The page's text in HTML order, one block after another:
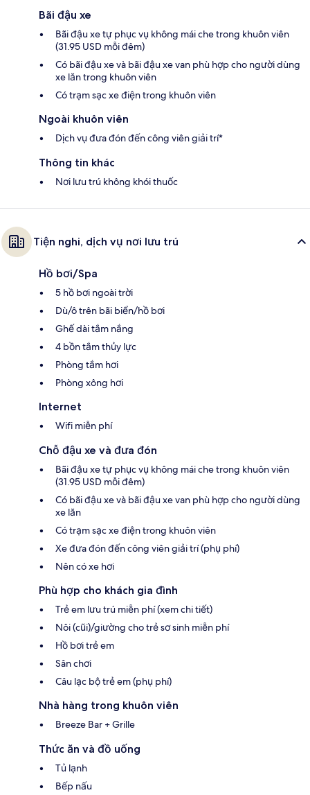
Bãi đậu xe
Bãi đậu xe tự phục vụ không mái che trong khuôn viên
(31.95 USD mỗi đêm)
Có bãi đậu xe và bãi đậu xe van phù hợp cho người dùng
xe lăn trong khuôn viên
Có trạm sạc xe điện trong khuôn viên
Ngoài khuôn viên
Dịch vụ đưa đón đến công viên giải trí*
Thông tin khác
Nơi lưu trú không khói thuốc
Tiện nghi, dịch vụ nơi lưu trú
Hồ bơi/Spa
5 hồ bơi ngoài trời
Dù/ô trên bãi biển/hồ bơi
Ghế dài tắm nắng
4 bồn tắm thủy lực
Phòng tắm hơi
Phòng xông hơi
Internet
Wifi miễn phí
Chỗ đậu xe và đưa đón
Bãi đậu xe tự phục vụ không mái che trong khuôn viên
(31.95 USD mỗi đêm)
Có bãi đậu xe và bãi đậu xe van phù hợp cho người dùng
xe lăn
Có trạm sạc xe điện trong khuôn viên
Xe đưa đón đến công viên giải trí (phụ phí)
Nên có xe hơi
Phù hợp cho khách gia đình
Trẻ em lưu trú miễn phí (xem chi tiết)
Nôi (cũi)/giường cho trẻ sơ sinh miễn phí
Hồ bơi trẻ em
Sân chơi
Câu lạc bộ trẻ em (phụ phí)
Nhà hàng trong khuôn viên
Breeze Bar + Grille
Thức ăn và đồ uống
Tủ lạnh
Bếp nấu